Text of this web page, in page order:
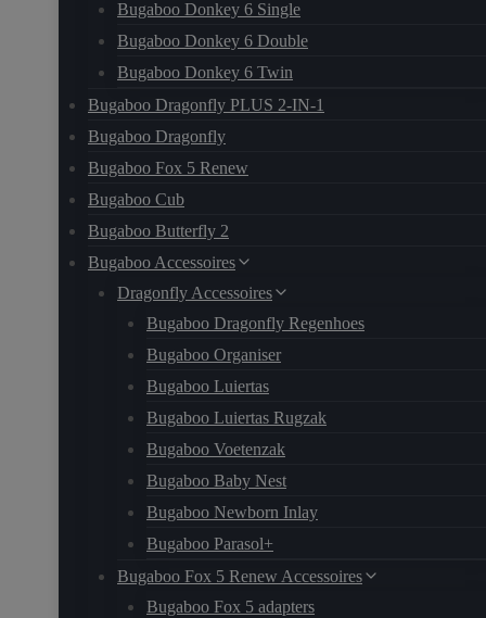
Bugaboo Donkey 6 Single
Bugaboo Donkey 6 Double
Bugaboo Donkey 6 Twin
Bugaboo Dragonfly PLUS 2-IN-1
Bugaboo Dragonfly
Bugaboo Fox 5 Renew
Bugaboo Cub
Bugaboo Butterfly 2
Bugaboo Accessoires
Dragonfly Accessoires
Bugaboo Dragonfly Regenhoes
Bugaboo Organiser
Bugaboo Luiertas
Bugaboo Luiertas Rugzak
Bugaboo Voetenzak
Bugaboo Baby Nest
Bugaboo Newborn Inlay
Bugaboo Parasol+
Bugaboo Fox 5 Renew Accessoires
Bugaboo Fox 5 adapters